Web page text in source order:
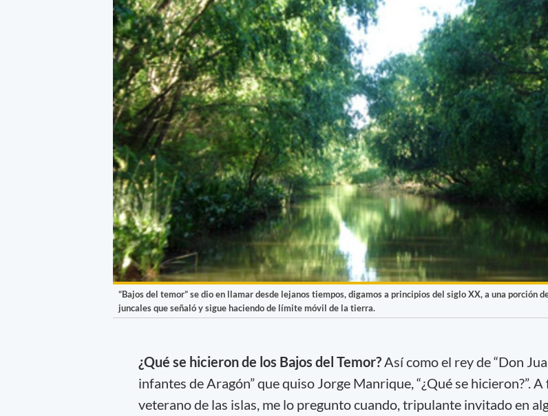
“Bajos del temor” se dio en llamar desde lejanos tiempos, digamos a principios del siglo XX, a una porción
juncales que señaló y sigue haciendo de límite móvil de la tierra.
¿Qué se hicieron de los Bajos del Temor?Así como el rey de “Don
infantes de Aragón” que quiso Jorge Manrique, “¿Qué se hicieron?”.
veterano de las islas, me lo pregunto cuando, tripulante invitado en